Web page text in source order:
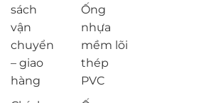
sách
vận
chuyển
– giao
hàng
Ống
nhựa
mềm lõi
thép
PVC